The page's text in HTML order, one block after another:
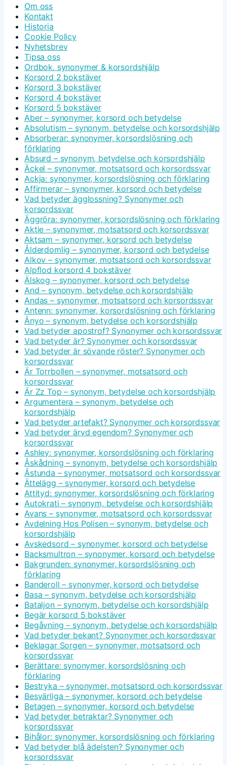
Om oss
Kontakt
Historia
Cookie Policy
Nyhetsbrev
Tipsa oss
Ordbok, synonymer & korsordshjälp
Korsord 2 bokstäver
Korsord 3 bokstäver
Korsord 4 bokstäver
Korsord 5 bokstäver
Aber – synonymer, korsord och betydelse
Absolutism – synonym, betydelse och korsordshjälp
Absorberar: synonymer, korsordslösning och
förklaring
Absurd – synonym, betydelse och korsordshjälp
Äckel – synonymer, motsatsord och korsordssvar
Ackja: synonymer, korsordslösning och förklaring
Affirmerar – synonymer, korsord och betydelse
Vad betyder ägglossning? Synonymer och
korsordssvar
Äggröra: synonymer, korsordslösning och förklaring
Aktie – synonymer, motsatsord och korsordssvar
Aktsam – synonymer, korsord och betydelse
Ålderdomlig – synonymer, korsord och betydelse
Alkov – synonymer, motsatsord och korsordssvar
Alpflod korsord 4 bokstäver
Älskog – synonymer, korsord och betydelse
And – synonym, betydelse och korsordshjälp
Andas – synonymer, motsatsord och korsordssvar
Antenn: synonymer, korsordslösning och förklaring
Ånyo – synonym, betydelse och korsordshjälp
Vad betyder apostrof? Synonymer och korsordssvar
Vad betyder är? Synonymer och korsordssvar
Vad betyder är sövande röster? Synonymer och
korsordssvar
Är Torrbollen – synonymer, motsatsord och
korsordssvar
Är Zz Top – synonym, betydelse och korsordshjälp
Argumentera – synonym, betydelse och
korsordshjälp
Vad betyder artefakt? Synonymer och korsordssvar
Vad betyder ärvd egendom? Synonymer och
korsordssvar
Ashley: synonymer, korsordslösning och förklaring
Åskådning – synonym, betydelse och korsordshjälp
Åstunda – synonymer, motsatsord och korsordssvar
Ättelägg – synonymer, korsord och betydelse
Attityd: synonymer, korsordslösning och förklaring
Autokrati – synonym, betydelse och korsordshjälp
Avans – synonymer, motsatsord och korsordssvar
Avdelning Hos Polisen – synonym, betydelse och
korsordshjälp
Avskedsord – synonymer, korsord och betydelse
Backsmultron – synonymer, korsord och betydelse
Bakgrunden: synonymer, korsordslösning och
förklaring
Banderoll – synonymer, korsord och betydelse
Basa – synonym, betydelse och korsordshjälp
Bataljon – synonym, betydelse och korsordshjälp
Begär korsord 5 bokstäver
Begåvning – synonym, betydelse och korsordshjälp
Vad betyder bekant? Synonymer och korsordssvar
Beklagar Sorgen – synonymer, motsatsord och
korsordssvar
Berättare: synonymer, korsordslösning och
förklaring
Bestryka – synonymer, motsatsord och korsordssvar
Besvärliga – synonymer, korsord och betydelse
Betagen – synonymer, korsord och betydelse
Vad betyder betraktar? Synonymer och
korsordssvar
Bihålor: synonymer, korsordslösning och förklaring
Vad betyder blå ädelsten? Synonymer och
korsordssvar